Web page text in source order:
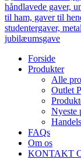
Forside
Produkter
Alle
Outlet
Nyeste
FAQs
Om os
KONTAKT